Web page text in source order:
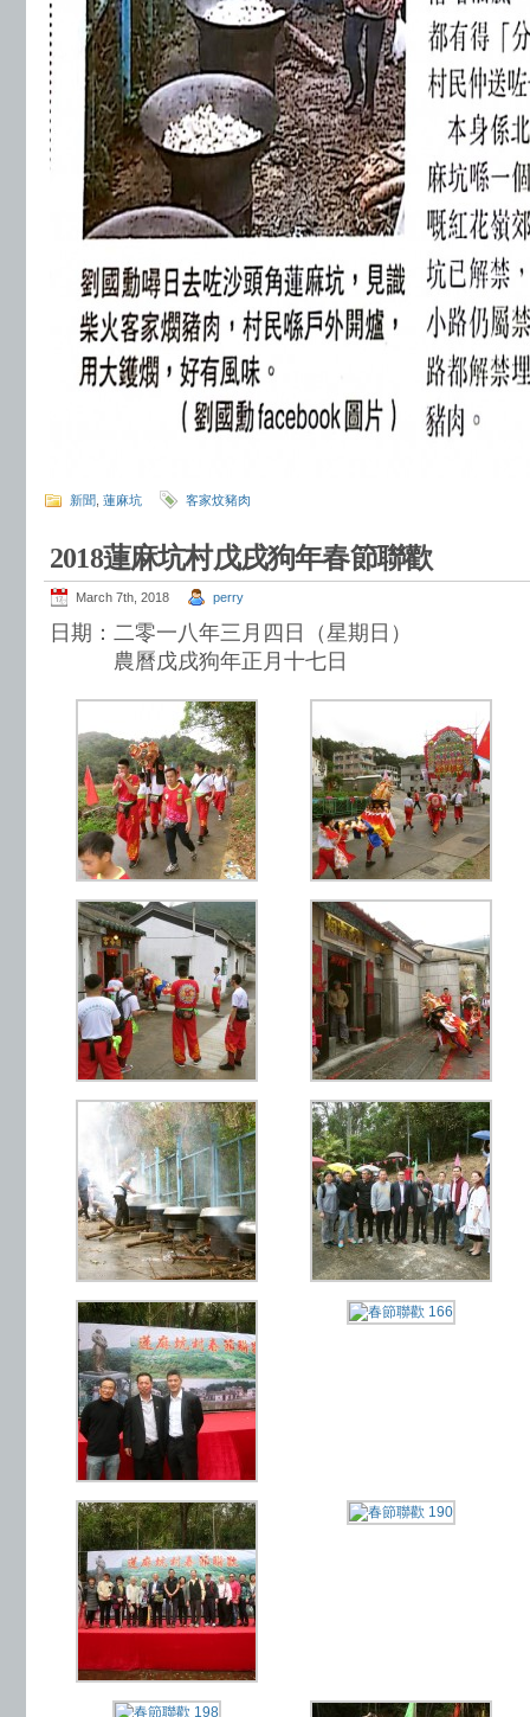
新聞 蓮麻坑 客家炆豬肉
2018蓮麻坑村戊戌狗年春節聯歡
March 7th, 2018 perry
日期：二零一八年三月四日（星期日）
農曆戊戌狗年正月十七日